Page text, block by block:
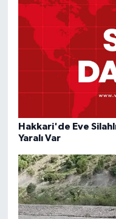
Hakkari'de Eve
Yaralı Var